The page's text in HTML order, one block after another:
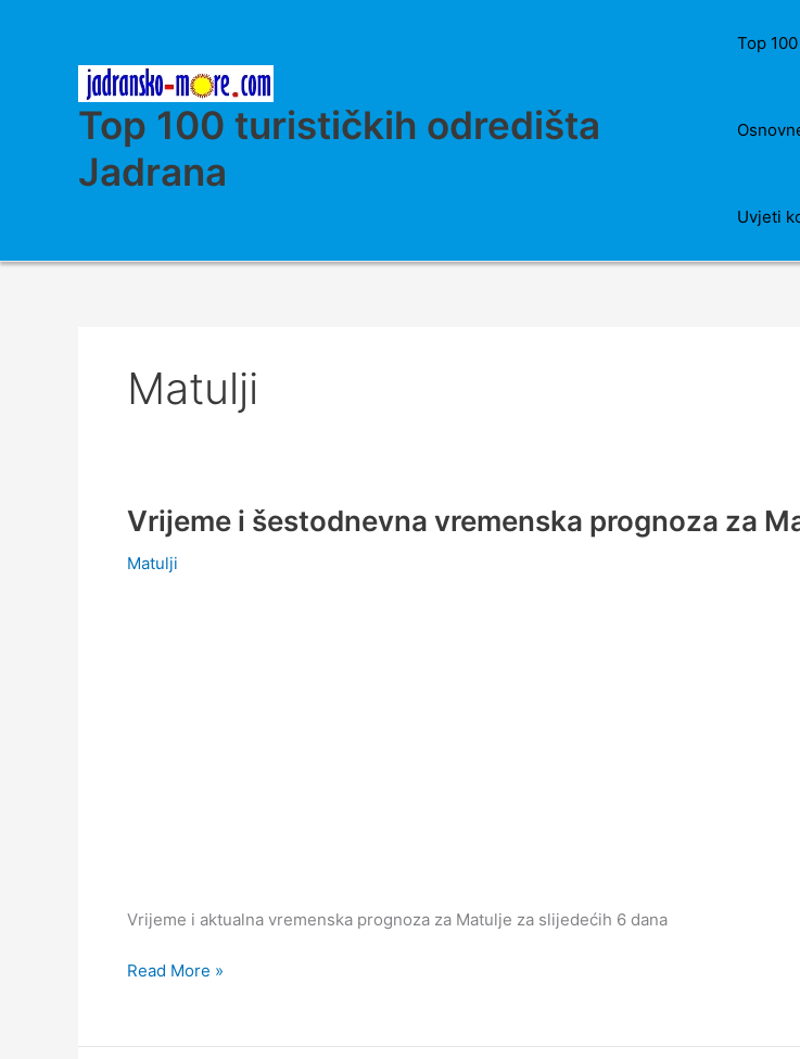
Top 100 turističkih odredišta
Jadrana
Top
Uvjeti
Matulji
Vrijeme i šestodnevna vremenska prognoza za
Matulji
Vrijeme i aktualna vremenska prognoza za Matulje za slijedećih 6 dana
Vrijeme
vremenska
Read More »